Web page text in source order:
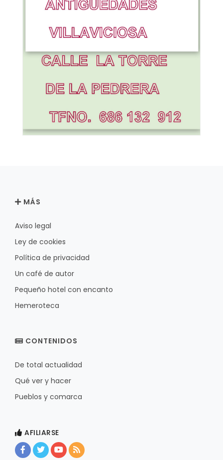
MÁS
Aviso legal
Ley de cookies
Política de privacidad
Un café de autor
Pequeño hotel con encanto
Hemeroteca
CONTENIDOS
De total actualidad
Qué ver y hacer
Pueblos y comarca
AFILIARSE